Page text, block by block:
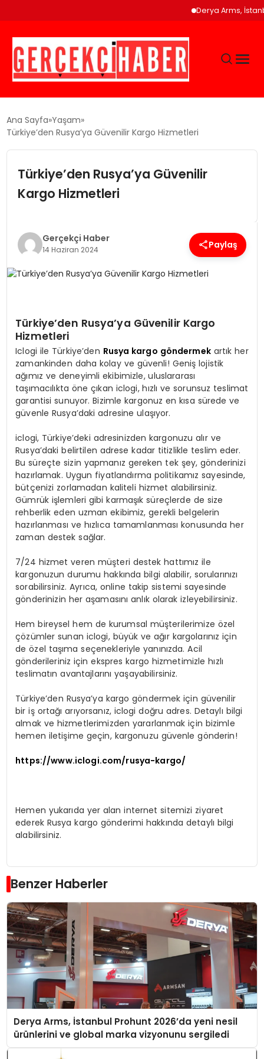
Derya Arms, İstanbul
GÜNCEL
EĞITIM
EKONOMI
SAĞLIK
TEKNOLOJI
YAŞAM
Ana Sayfa Yaşam
Türkiye’den Rusya’ya Güvenilir Kargo Hizmetleri
Türkiye’den Rusya’ya Güvenilir
Kargo Hizmetleri
Gerçekçi Haber
14 Haziran 2024 Paylaş
Türkiye’den Rusya’ya Güvenilir Kargo
Hizmetleri
Iclogi ile Türkiye’den Rusya kargo göndermekartık her
zamankinden daha kolay ve güvenli! Geniş lojistik
ağımız ve deneyimli ekibimizle, uluslararası
taşımacılıkta öne çıkan iclogi, hızlı ve sorunsuz teslimat
garantisi sunuyor. Bizimle kargonuz en kısa sürede ve
güvenle Rusya’daki adresine ulaşıyor.
iclogi, Türkiye’deki adresinizden kargonuzu alır ve
Rusya’daki belirtilen adrese kadar titizlikle teslim eder.
Bu süreçte sizin yapmanız gereken tek şey, gönderinizi
hazırlamak. Uygun fiyatlandırma politikamız sayesinde,
bütçenizi zorlamadan kaliteli hizmet alabilirsiniz.
Gümrük işlemleri gibi karmaşık süreçlerde de size
rehberlik eden uzman ekibimiz, gerekli belgelerin
hazırlanması ve hızlıca tamamlanması konusunda her
zaman destek sağlar.
7/24 hizmet veren müşteri destek hattımız ile
kargonuzun durumu hakkında bilgi alabilir, sorularınızı
sorabilirsiniz. Ayrıca, online takip sistemi sayesinde
gönderinizin her aşamasını anlık olarak izleyebilirsiniz.
Hem bireysel hem de kurumsal müşterilerimize özel
çözümler sunan iclogi, büyük ve ağır kargolarınız için
de özel taşıma seçenekleriyle yanınızda. Acil
gönderileriniz için ekspres kargo hizmetimizle hızlı
teslimatın avantajlarını yaşayabilirsiniz.
Türkiye’den Rusya’ya kargo göndermek için güvenilir
bir iş ortağı arıyorsanız, iclogi doğru adres. Detaylı bilgi
almak ve hizmetlerimizden yararlanmak için bizimle
hemen iletişime geçin, kargonuzu güvenle gönderin!
https://www.iclogi.com/rusya-kargo/
Hemen yukarıda yer alan internet sitemizi ziyaret
ederek Rusya kargo gönderimi hakkında detaylı bilgi
alabilirsiniz.
Benzer Haberler
Derya Arms, İstanbul Prohunt 2026’da yeni nesil
ürünlerini ve global marka vizyonunu sergiledi